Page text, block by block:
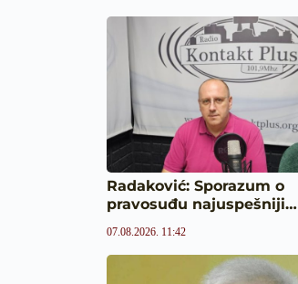
Radaković: Sporazum o
pravosuđu najuspešniji…
07.08.2026. 11:42